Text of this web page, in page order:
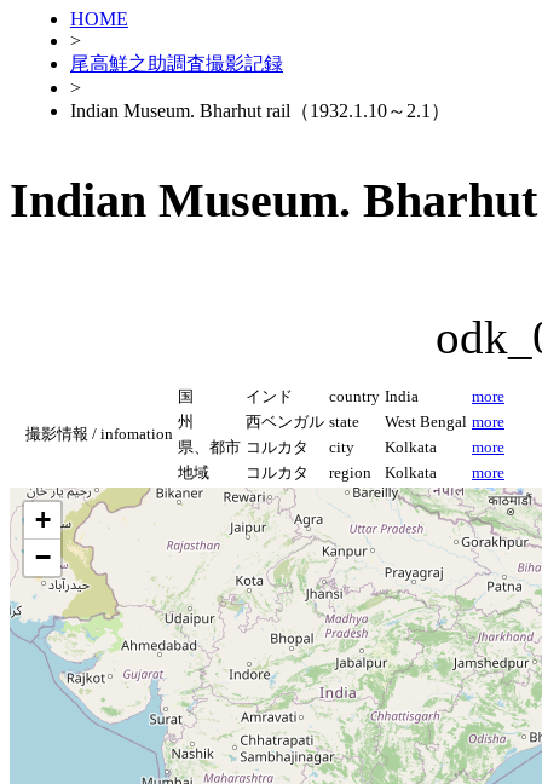
HOME
>
尾高鮮之助調査撮影記録
>
Indian Museum. Bharhut rail（1932.1.10～2.1）
Indian Museum.
撮影情報 / infomation
国 インド country India
more
州
西ベンガル state West Bengal more
県、都市 コルカタ city Kolkata
more
地域
コルカタ region Kolkata more
+
−